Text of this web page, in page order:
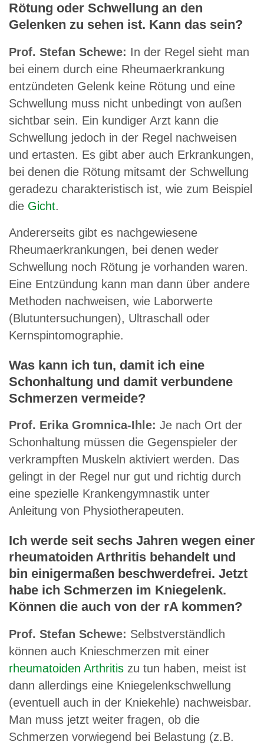
Rötung oder Schwellung an den
Gelenken zu sehen ist. Kann das sein?
Prof. Stefan Schewe: In der Regel sieht man
bei einem durch eine Rheumaerkrankung
entzündeten Gelenk keine Rötung und eine
Schwellung muss nicht unbedingt von außen
sichtbar sein. Ein kundiger Arzt kann die
Schwellung jedoch in der Regel nachweisen
und ertasten. Es gibt aber auch Erkrankungen,
bei denen die Rötung mitsamt der Schwellung
geradezu charakteristisch ist, wie zum Beispiel
die Gicht.
Andererseits gibt es nachgewiesene
Rheumaerkrankungen, bei denen weder
Schwellung noch Rötung je vorhanden waren.
Eine Entzündung kann man dann über andere
Methoden nachweisen, wie Laborwerte
(Blutuntersuchungen), Ultraschall oder
Kernspintomographie.
Was kann ich tun, damit ich eine
Schonhaltung und damit verbundene
Schmerzen vermeide?
Prof. Erika Gromnica-Ihle: Je nach Ort der
Schonhaltung müssen die Gegenspieler der
verkrampften Muskeln aktiviert werden. Das
gelingt in der Regel nur gut und richtig durch
eine spezielle Krankengymnastik unter
Anleitung von Physiotherapeuten.
Ich werde seit sechs Jahren wegen einer
rheumatoiden Arthritis behandelt und
bin einigermaßen beschwerdefrei. Jetzt
habe ich Schmerzen im Kniegelenk.
Können die auch von der rA kommen?
Prof. Stefan Schewe: Selbstverständlich
können auch Knieschmerzen mit einer
rheumatoiden Arthritis zu tun haben, meist ist
dann allerdings eine Kniegelenkschwellung
(eventuell auch in der Kniekehle) nachweisbar.
Man muss jetzt weiter fragen, ob die
Schmerzen vorwiegend bei Belastung (z.B.